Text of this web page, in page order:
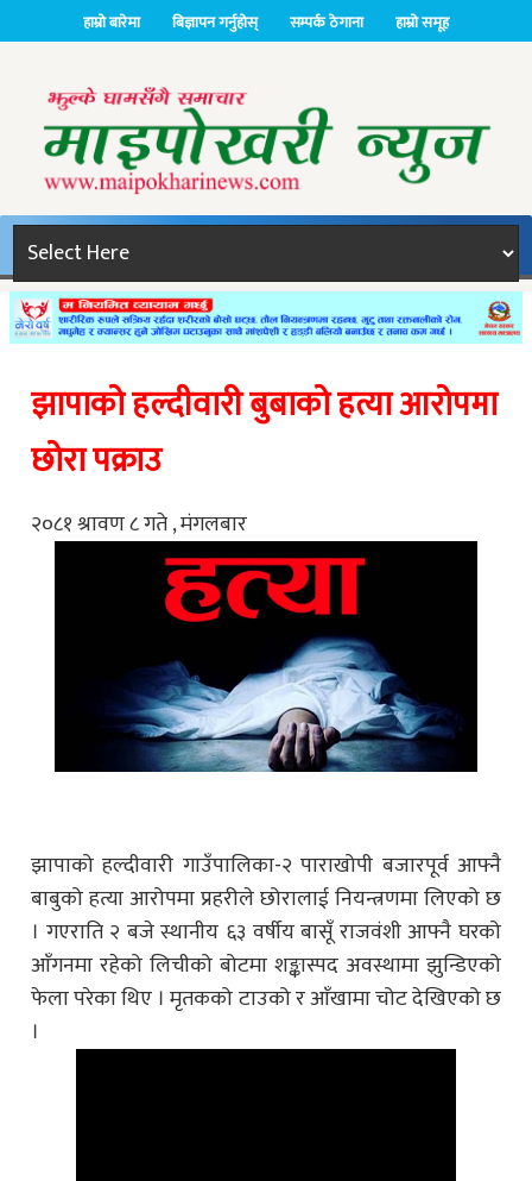
हाम्रो बारेमा बिज्ञापन गर्नुहोस् सम्पर्क ठेगाना हाम्रो समूह
झापाको हल्दीवारी बुबाको हत्या आरोपमा
छोरा पक्राउ
२०८१ श्रावण ८ गते , मंगलबार
झापाको हल्दीवारी गाउँपालिका-२ पाराखोपी बजारपूर्व आफ्नै
बाबुको हत्या आरोपमा प्रहरीले छोरालाई नियन्त्रणमा लिएको छ
। गएराति २ बजे स्थानीय ६३ वर्षीय बासूँ राजवंशी आफ्नै घरको
आँगनमा रहेको लिचीको बोटमा शङ्कास्पद अवस्थामा झुन्डिएको
फेला परेका थिए । मृतकको टाउको र आँखामा चोट देखिएको छ
।